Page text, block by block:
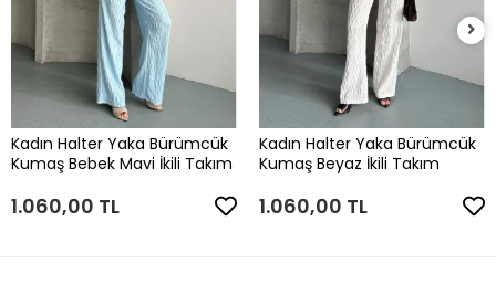
Kadın Halter Yaka Bürümcük
Kumaş Bebek Mavi İkili Takım
1.060,00 TL
Kadın Halter Yaka Bürümcük
Kumaş Beyaz İkili Takım
1.060,00 TL